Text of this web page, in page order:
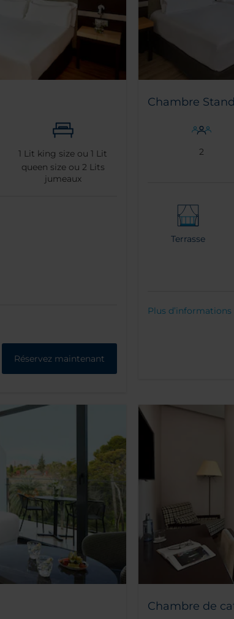
1 Lit king size ou1 Lit
queen size ou 2 Lits
jumeaux
Réservez maintenant
Chambre
2
Terrasse
Plus d’informations
Chambre de